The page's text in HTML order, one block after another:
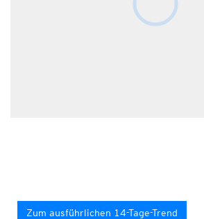
Zum ausführlichen 14-Tage-Trend